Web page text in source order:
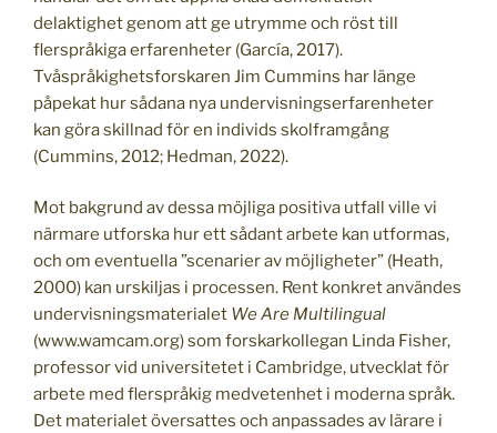
delaktighet genom att ge utrymme och röst till
flerspråkiga erfarenheter (García, 2017).
Tvåspråkighetsforskaren Jim Cummins har länge
påpekat hur sådana nya undervisningserfarenheter
kan göra skillnad för en individs skolframgång
(Cummins, 2012; Hedman, 2022).
Mot bakgrund av dessa möjliga positiva utfall ville vi
närmare utforska hur ett sådant arbete kan utformas,
och om eventuella ”scenarier av möjligheter” (Heath,
2000) kan urskiljas i processen. Rent konkret användes
undervisningsmaterialet We Are Multilingual
(www.wamcam.org) som forskarkollegan Linda Fisher,
professor vid universitetet i Cambridge, utvecklat för
arbete med flerspråkig medvetenhet i moderna språk.
Det materialet översattes och anpassades av lärare i